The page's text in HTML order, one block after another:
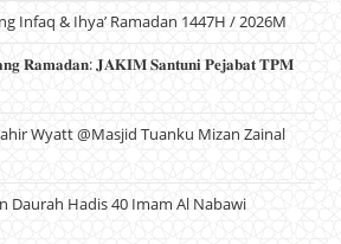
Infaq & Ihya’ Ramadan 1447H / 2026M
𝐑𝐚𝐦𝐚𝐝𝐚𝐧: 𝐉𝐀𝐊𝐈𝐌 𝐒𝐚𝐧𝐭𝐮𝐧𝐢 𝐏𝐞𝐣𝐚𝐛𝐚𝐭 𝐓𝐏𝐌
Wyatt @Masjid Tuanku Mizan Zainal
Daurah Hadis 40 Imam Al Nabawi